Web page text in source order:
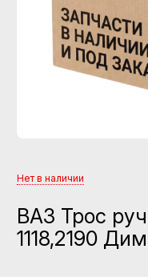
Нет в наличии
ВАЗ Трос
1118,2190